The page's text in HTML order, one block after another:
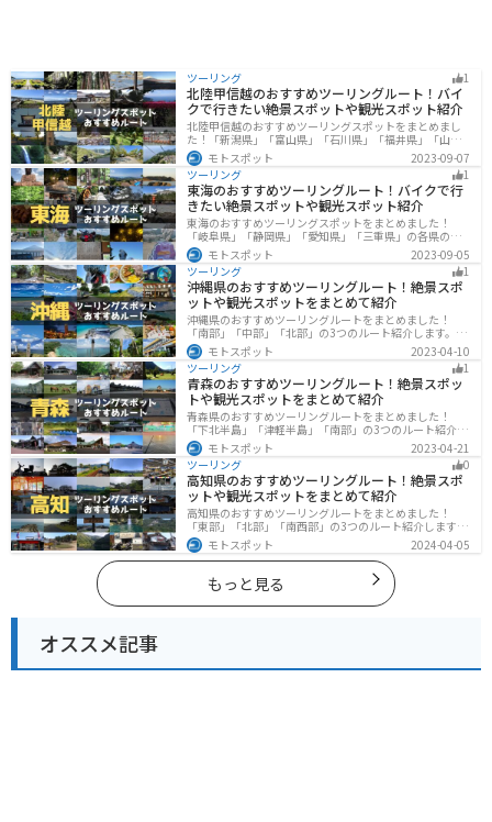
ツーリング 1
北陸甲信越のおすすめツーリングルート！バイ
クで行きたい絶景スポットや観光スポット紹介
北陸甲信越のおすすめツーリングスポットをまとめまし
た！「新潟県」「富山県」「石川県」「福井県」「山梨
県」「長野県」の各県の観光地紹介します。自然豊かな
山々や湖、温泉地が点在し、四季折々の景色を楽しめる
スポットが多数あります。バイクで北陸甲信越にツーリ
ングに行く際は参考にしてください。
モトスポット
2023-09-07
ツーリング
1
東海のおすすめツーリングルート！バイクで行
きたい絶景スポットや観光スポット紹介
東海のおすすめツーリングスポットをまとめました！
「岐阜県」「静岡県」「愛知県」「三重県」の各県の観
光地紹介します。自然豊かな山々や湖、温泉地が点在
し、四季折々の景色を楽しめるスポットが多数ありま
す。バイクで東海にツーリングに行く際は参考にしてく
ださい。
モトスポット
2023-09-05
ツーリング
1
沖縄県のおすすめツーリングルート！絶景スポ
ットや観光スポットをまとめて紹介
沖縄県のおすすめツーリングルートをまとめました！
「南部」「中部」「北部」の3つのルート紹介します。美
しいビーチや歴史と文化に溢れたスポットが多数あり、
様々な楽しみ方ができます。バイクで沖縄県にツーリン
グに行く際は参考にしてください。
モトスポット
2023-04-10
ツーリング
1
青森のおすすめツーリングルート！絶景スポッ
トや観光スポットをまとめて紹介
青森県のおすすめツーリングルートをまとめました！
「下北半島」「津軽半島」「南部」の3つのルート紹介し
ます。自然に恵まれた風光明媚な景色や歴史文化に触れ
られる観光スポットが多くあります。バイクで青森県に
ツーリングに行く際は参考にしてください。
モトスポット
2023-04-21
ツーリング
0
高知県のおすすめツーリングルート！絶景スポ
ットや観光スポットをまとめて紹介
高知県のおすすめツーリングルートをまとめました！
「東部」「北部」「南西部」の3つのルート紹介します。
山と海どちらも楽しめるスポットが多数あり、様々な楽
しみ方ができます。バイクで高知県にツーリングに行く
際は参考にしてください。
モトスポット 2024-04-05
もっと見る
オススメ記事